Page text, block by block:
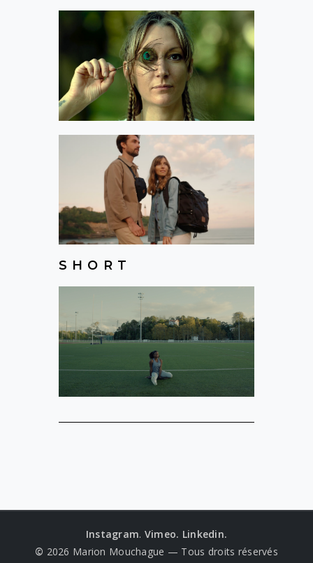
SHORT
Instagram. Vimeo. Linkedin.
© 2026 Marion Mouchague — Tous droits réservés